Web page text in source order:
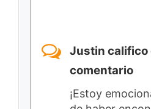
Justin califico
comentario
¡Estoy